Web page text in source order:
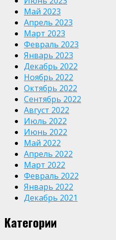
Май 2023
Апрель 2023
Март 2023
Февраль 2023
Январь 2023
Декабрь 2022
Ноябрь 2022
Октябрь 2022
Сентябрь 2022
Август 2022
Июль 2022
Июнь 2022
Май 2022
Апрель 2022
Март 2022
Февраль 2022
Январь 2022
Декабрь 2021
Категории